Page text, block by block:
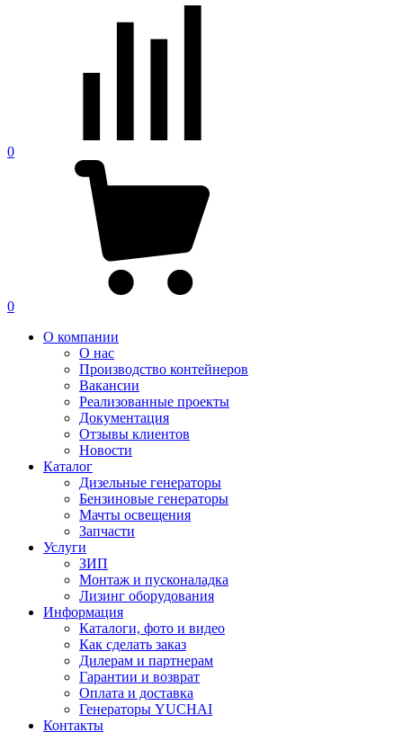
0
0
О компании
О нас
Производство контейнеров
Вакансии
Реализованные проекты
Документация
Отзывы клиентов
Новости
Каталог
Дизельные генераторы
Бензиновые генераторы
Мачты освещения
Запчасти
Услуги
ЗИП
Монтаж и пусконаладка
Лизинг оборудования
Информация
Каталоги, фото и видео
Как сделать заказ
Дилерам и партнерам
Гарантии и возврат
Оплата и доставка
Генераторы YUCHAI
Контакты